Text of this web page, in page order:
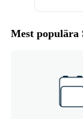
Mest populära